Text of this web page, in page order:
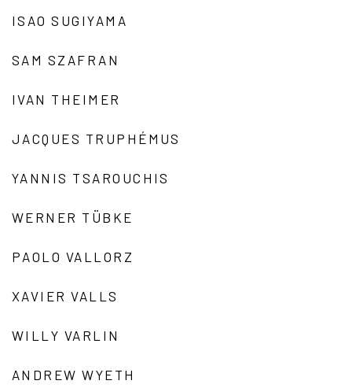
ISAO SUGIYAMA
SAM SZAFRAN
IVAN THEIMER
JACQUES TRUPHÉMUS
YANNIS TSAROUCHIS
WERNER TÜBKE
PAOLO VALLORZ
XAVIER VALLS
WILLY VARLIN
ANDREW WYETH